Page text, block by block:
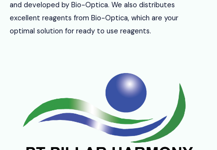
and developed by Bio-Optica. We also distributes
excellent reagents from Bio-Optica, which are your
optimal solution for ready to use reagents.